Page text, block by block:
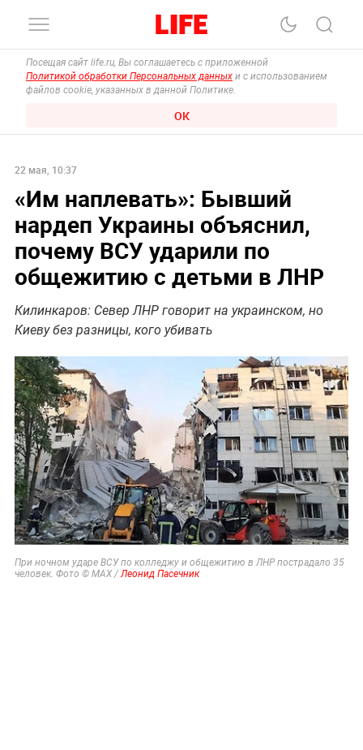
Посещая сайт life.ru, Вы соглашаетесь с приложенной
Политикой обработки Персональных данных и с использованием
файлов cookie, указанных в данной Политике.
ОК
22 мая, 10:37
«Им наплевать»: Бывший
нардеп Украины объяснил,
почему ВСУ ударили по
общежитию с детьми в ЛНР
Килинкаров: Север ЛНР говорит на украинском, но
Киеву без разницы, кого убивать
При ночном ударе ВСУ по колледжу и общежитию в ЛНР пострадало 35
человек. Фото © МАХ / Леонид Пасечник